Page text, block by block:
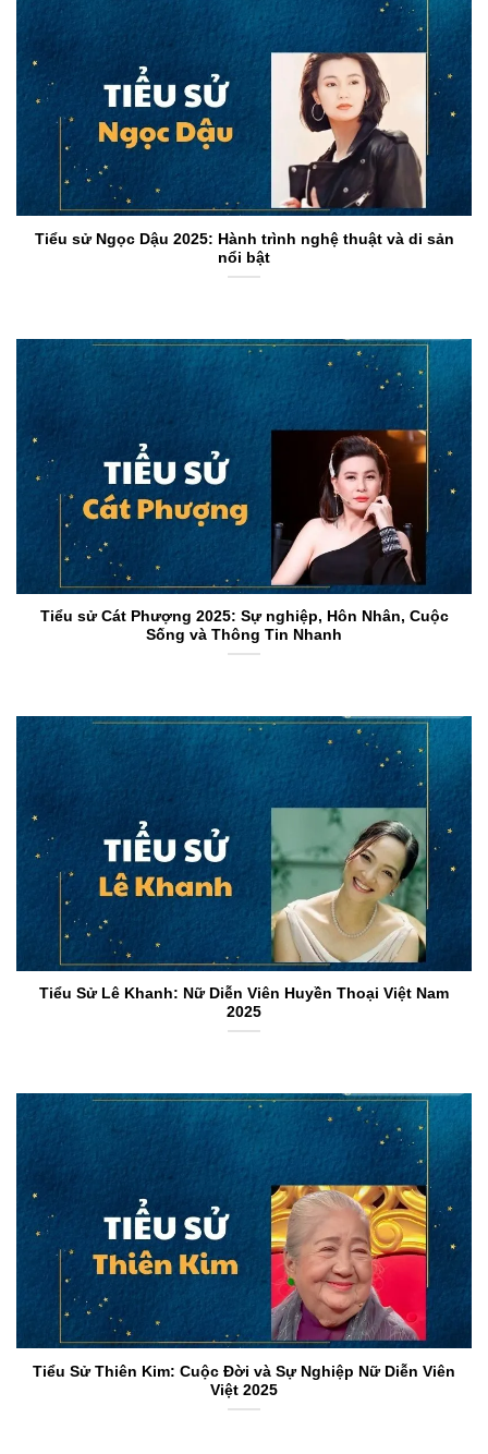
Tiểu sử Ngọc Dậu 2025: Hành trình nghệ thuật và di sản
nổi bật
Tiểu sử Cát Phượng 2025: Sự nghiệp, Hôn Nhân, Cuộc
Sống và Thông Tin Nhanh
Tiểu Sử Lê Khanh: Nữ Diễn Viên Huyền Thoại Việt Nam
2025
Tiểu Sử Thiên Kim: Cuộc Đời và Sự Nghiệp Nữ Diễn Viên
Việt 2025